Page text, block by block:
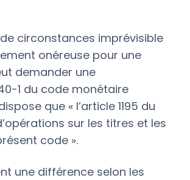
de circonstances imprévisible
onéreuse pour une
demander une
1 du code monétaire
que « l’article 1195 du
sur les titres et les
code ».
une différence selon les